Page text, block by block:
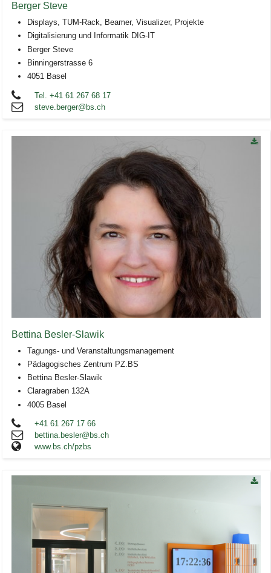
Berger Steve
Displays, TUM-Rack, Beamer, Visualizer, Projekte
Digitalisierung und Informatik DIG-IT
Berger Steve
Binningerstrasse 6
4051 Basel
Tel. +41 61 267 68 17
steve.berger@bs.ch
Bettina Besler-Slawik
Tagungs- und Veranstaltungsmanagement
Pädagogisches Zentrum PZ.BS
Bettina Besler-Slawik
Claragraben 132A
4005 Basel
+41 61 267 17 66
bettina.besler@bs.ch
www.bs.ch/pzbs